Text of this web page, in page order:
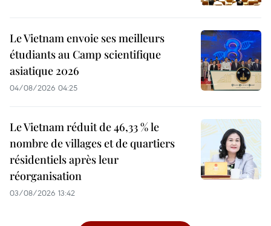
Le Vietnam envoie ses meilleurs
étudiants au Camp scientifique
asiatique 2026
04/08/2026 04:25
Le Vietnam réduit de 46,33 % le
nombre de villages et de quartiers
résidentiels après leur
réorganisation
03/08/2026 13:42